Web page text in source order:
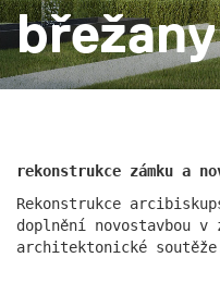
břežany
rekonstrukce zámku a
Rekonstrukce
doplnění novostavbou v
architektonické